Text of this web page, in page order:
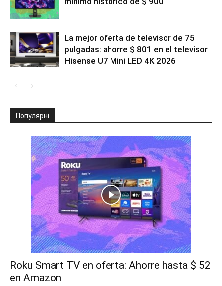
La mejor oferta de televisor de 75
pulgadas: ahorre $ 801 en el televisor
Hisense U7 Mini LED 4K 2026
Популярні
Roku Smart TV en oferta: Ahorre hasta $ 52
en Amazon